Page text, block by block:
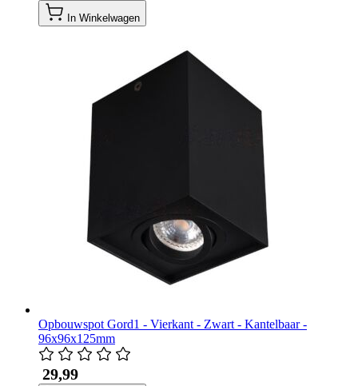
In Winkelwagen
Opbouwspot Gord1 - Vierkant - Zwart - Kantelbaar -
96x96x125mm
​ 29,99